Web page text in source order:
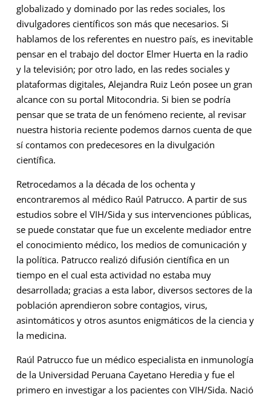
globalizado y dominado por las redes sociales, los
divulgadores científicos son más que necesarios. Si
hablamos de los referentes en nuestro país, es inevitable
pensar en el trabajo del doctor Elmer Huerta en la radio
y la televisión; por otro lado, en las redes sociales y
plataformas digitales, Alejandra Ruiz León posee un gran
alcance con su portal Mitocondria. Si bien se podría
pensar que se trata de un fenómeno reciente, al revisar
nuestra historia reciente podemos darnos cuenta de que
sí contamos con predecesores en la divulgación
científica.
Retrocedamos a la década de los ochenta y
encontraremos al médico Raúl Patrucco. A partir de sus
estudios sobre el VIH/Sida y sus intervenciones públicas,
se puede constatar que fue un excelente mediador entre
el conocimiento médico, los medios de comunicación y
la política. Patrucco realizó difusión científica en un
tiempo en el cual esta actividad no estaba muy
desarrollada; gracias a esta labor, diversos sectores de la
población aprendieron sobre contagios, virus,
asintomáticos y otros asuntos enigmáticos de la ciencia y
la medicina.
Raúl Patrucco fue un médico especialista en inmunología
de la Universidad Peruana Cayetano Heredia y fue el
primero en investigar a los pacientes con VIH/Sida. Nació